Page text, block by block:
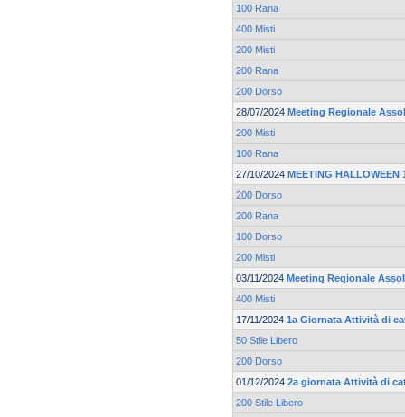
100 Rana
400 Misti
200 Misti
200 Rana
200 Dorso
28/07/2024 Meeting Regionale
200 Misti
100 Rana
27/10/2024 MEETING HALLOWEEN
200 Dorso
200 Rana
100 Dorso
200 Misti
03/11/2024 Meeting Regionale
400 Misti
17/11/2024 1a Giornata Attività di
50 Stile Libero
200 Dorso
01/12/2024 2a giornata Attività di
200 Stile Libero